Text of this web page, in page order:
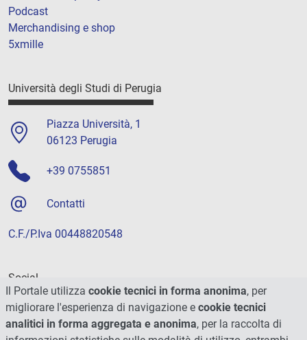
Podcast
Merchandising e shop
5xmille
Università degli Studi di Perugia
Piazza Università, 1
06123 Perugia
+39 0755851
Contatti
C.F./P.Iva 00448820548
Social
Il Portale utilizza cookie tecnici in forma anonima, per
migliorare l'esperienza di navigazione e cookie tecnici
analitici in forma aggregata e anonima, per la raccolta di